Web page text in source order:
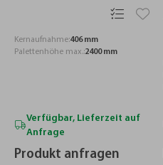
Kernaufnahme:406 mm
Palettenhöhe max.:2400 mm
Verfügbar, Lieferzeit auf
Anfrage
Produkt anfragen